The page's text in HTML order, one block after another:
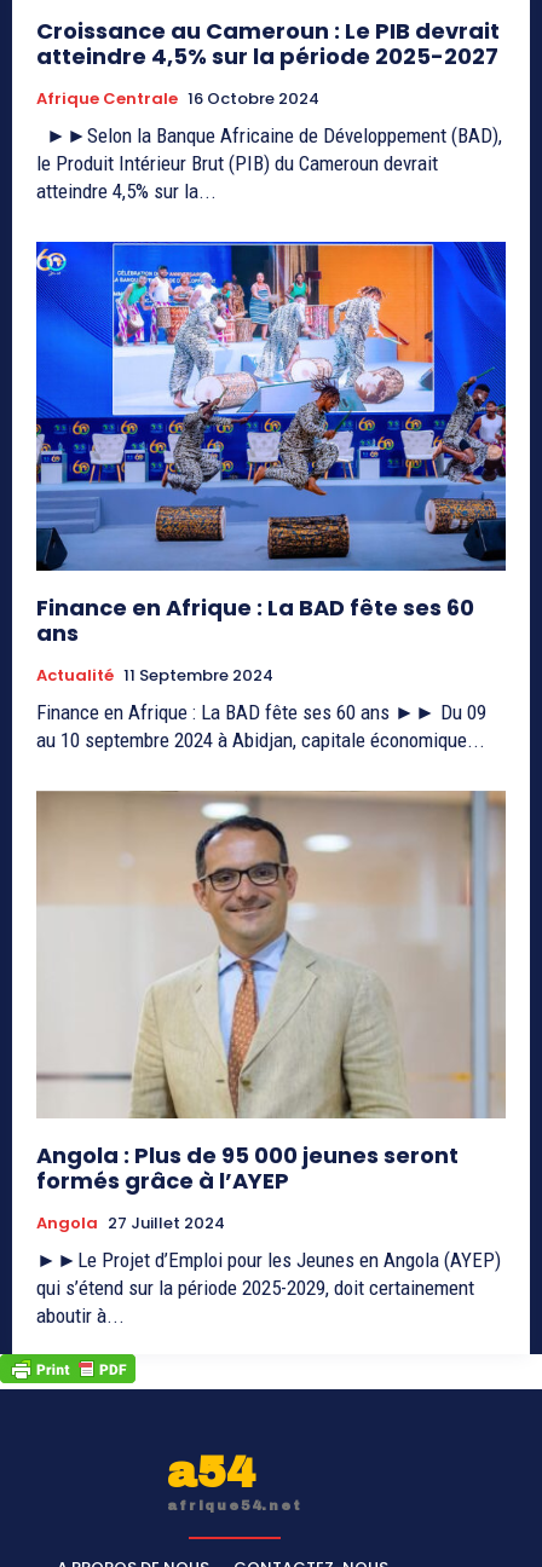
Croissance au Cameroun : Le PIB devrait
atteindre 4,5% sur la période 2025-2027
Afrique Centrale 16 Octobre 2024
le Produit Intérieur Brut (PIB) du Cameroun devrait
atteindre 4,5% sur la...
Finance en Afrique : La BAD fête ses 60
ans
Actualité 11 Septembre 2024
Finance en Afrique : La BAD fête ses 60 ans ►► Du 09
au 10 septembre 2024 à Abidjan, capitale économique...
Angola : Plus de 95 000 jeunes seront
formés grâce à l’AYEP
Angola 27 Juillet 2024
►►Le Projet d’Emploi pour les Jeunes en Angola (AYEP)
qui s’étend sur la période 2025-2029, doit certainement
aboutir à...
a54
afrique54.net